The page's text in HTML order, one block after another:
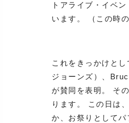
トアライブ・イベ
います。 （この時
これをきっかけと
ジョーンズ）、
が賛同を表明。 そ
ります。 この日は
か、お祭りとして